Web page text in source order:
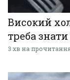
Високий
треба
3 хв на